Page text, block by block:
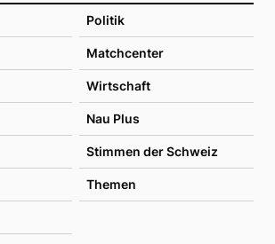
Politik
Matchcenter
Wirtschaft
Nau Plus
Stimmen der Schweiz
Themen